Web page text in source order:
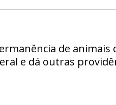
de
e dá outras